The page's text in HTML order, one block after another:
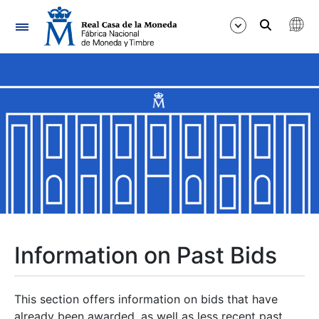
Navigation
Show/Hide
Show/Hide
Show/Hide
Information on Past Bids
This section offers information on bids that have
already been awarded, as well as less recent past